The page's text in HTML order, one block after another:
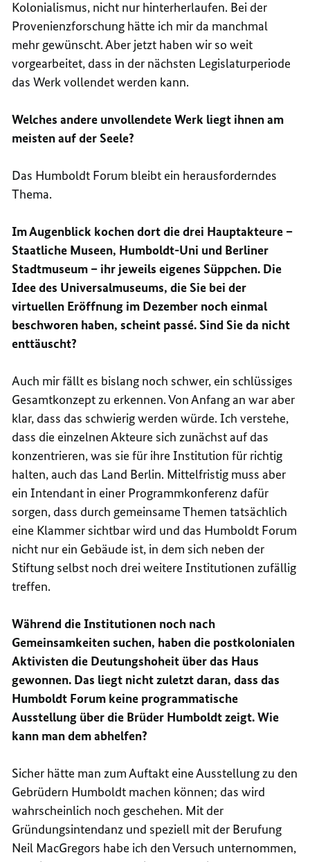
Kolonialismus, nicht nur hinterherlaufen. Bei der
Provenienzforschung hätte ich mir da manchmal
mehr gewünscht. Aber jetzt haben wir so weit
vorgearbeitet, dass in der nächsten Legislaturperiode
das Werk vollendet werden kann.
Welches andere unvollendete Werk liegt ihnen am
meisten auf der Seele?
Das Humboldt Forum bleibt ein herausforderndes
Thema.
Im Augenblick kochen dort die drei Hauptakteure –
Staatliche Museen, Humboldt-Uni und Berliner
Stadtmuseum – ihr jeweils eigenes Süppchen. Die
Idee des Universalmuseums, die Sie bei der
virtuellen Eröffnung im Dezember noch einmal
beschworen haben, scheint passé. Sind Sie da nicht
enttäuscht?
Auch mir fällt es bislang noch schwer, ein schlüssiges
Gesamtkonzept zu erkennen. Von Anfang an war aber
klar, dass das schwierig werden würde. Ich verstehe,
dass die einzelnen Akteure sich zunächst auf das
konzentrieren, was sie für ihre Institution für richtig
halten, auch das Land Berlin. Mittelfristig muss aber
ein Intendant in einer Programmkonferenz dafür
sorgen, dass durch gemeinsame Themen tatsächlich
eine Klammer sichtbar wird und das Humboldt Forum
nicht nur ein Gebäude ist, in dem sich neben der
Stiftung selbst noch drei weitere Institutionen zufällig
treffen.
Während die Institutionen noch nach
Gemeinsamkeiten suchen, haben die postkolonialen
Aktivisten die Deutungshoheit über das Haus
gewonnen. Das liegt nicht zuletzt daran, dass das
Humboldt Forum keine programmatische
Ausstellung über die Brüder Humboldt zeigt. Wie
kann man dem abhelfen?
Sicher hätte man zum Auftakt eine Ausstellung zu den
Gebrüdern Humboldt machen können; das wird
wahrscheinlich noch geschehen. Mit der
Gründungsintendanz und speziell mit der Berufung
Neil MacGregors habe ich den Versuch unternommen,